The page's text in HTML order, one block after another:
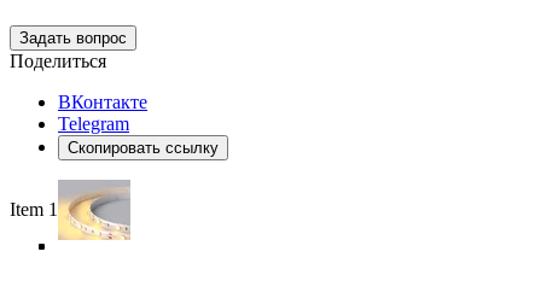
Задать вопрос
Поделиться
ВКонтакте
Telegram
Скопировать ссылку
Item 1 of 5